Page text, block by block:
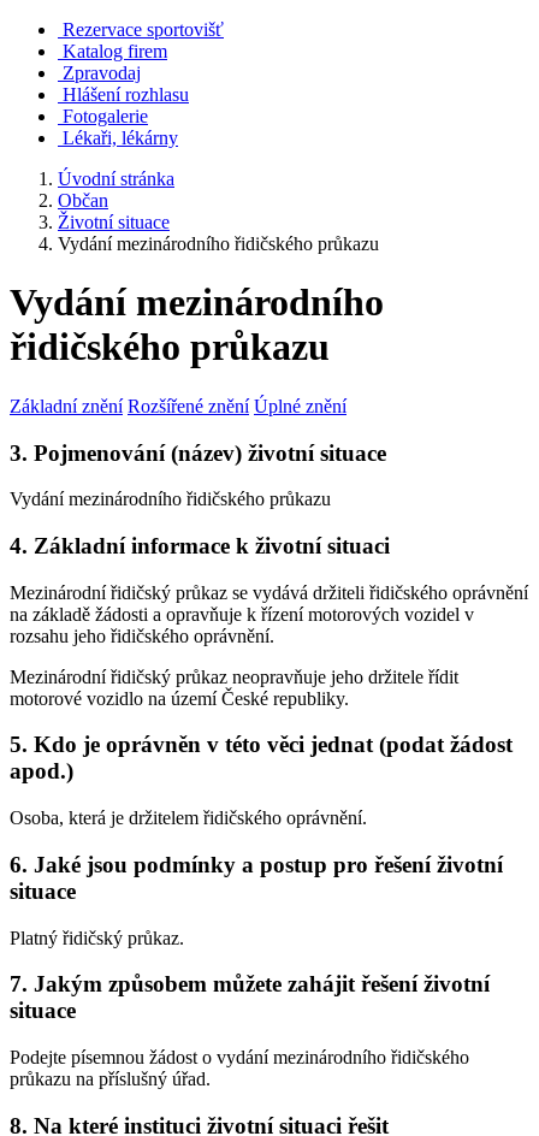
Rezervace sportovišť
Katalog firem
Zpravodaj
Hlášení rozhlasu
Fotogalerie
Lékaři, lékárny
Úvodní stránka
Občan
Životní situace
Vydání mezinárodního řidičského průkazu
Vydání mezinárodního
řidičského průkazu
Základní znění Rozšířené znění Úplné znění
3. Pojmenování (název) životní situace
Vydání mezinárodního řidičského průkazu
4. Základní informace k životní situaci
Mezinárodní řidičský průkaz se vydává držiteli řidičského oprávnění
na základě žádosti a opravňuje k řízení motorových vozidel v
rozsahu jeho řidičského oprávnění.
Mezinárodní řidičský průkaz neopravňuje jeho držitele řídit
motorové vozidlo na území České republiky.
5. Kdo je oprávněn v této věci jednat (podat žádost
apod.)
Osoba, která je držitelem řidičského oprávnění.
6. Jaké jsou podmínky a postup pro řešení životní
situace
Platný řidičský průkaz.
7. Jakým způsobem můžete zahájit řešení životní
situace
Podejte písemnou žádost o vydání mezinárodního řidičského
průkazu na příslušný úřad.
8. Na které instituci životní situaci řešit